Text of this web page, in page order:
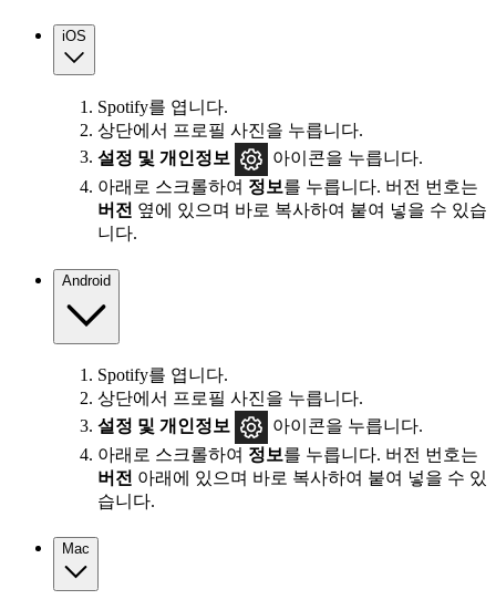
iOS
Spotify를 엽니다.
상단에서 프로필 사진을 누릅니다.
설정 및 개인정보
아이콘을 누릅니다.
아래로 스크롤하여 정보를 누릅니다. 버전 번호는
버전 옆에 있으며 바로 복사하여 붙여 넣을 수 있습
니다.
Android
Spotify를 엽니다.
상단에서 프로필 사진을 누릅니다.
설정 및 개인정보
아이콘을 누릅니다.
아래로 스크롤하여 정보를 누릅니다. 버전 번호는
버전 아래에 있으며 바로 복사하여 붙여 넣을 수 있
습니다.
Mac